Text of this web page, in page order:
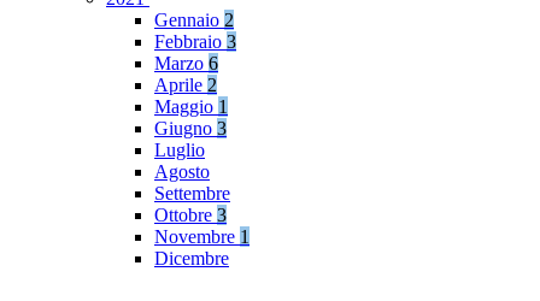
Gennaio 2
Febbraio 3
Marzo 6
Aprile 2
Maggio 1
Giugno 3
Luglio
Agosto
Settembre
Ottobre 3
Novembre 1
Dicembre